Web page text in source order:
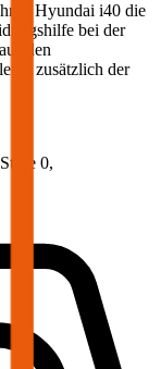
Hyundai i40 die
bei der
den
zusätzlich der
0,